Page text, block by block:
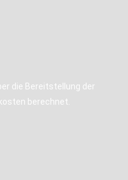
die Bereitstellung der
berechnet.